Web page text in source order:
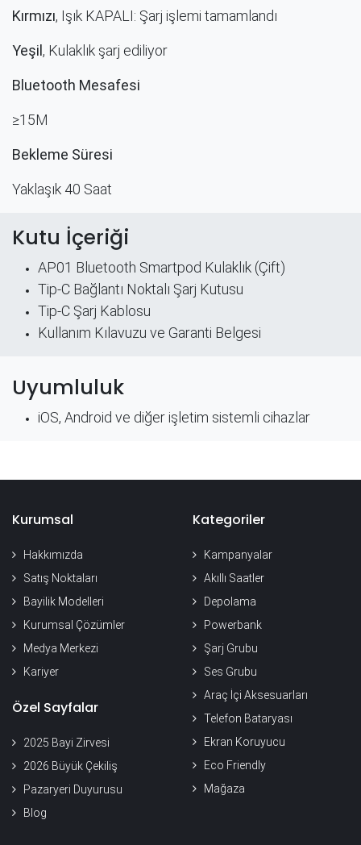
Kırmızı, Işık KAPALI: Şarj işlemi tamamlandı
Yeşil, Kulaklık şarj ediliyor
Bluetooth Mesafesi
≥15M
Bekleme Süresi
Yaklaşık 40 Saat
Kutu İçeriği
AP01 Bluetooth Smartpod Kulaklık (Çift)
Tip-C Bağlantı Noktalı Şarj Kutusu
Tip-C Şarj Kablosu
Kullanım Kılavuzu​ ve Garanti Belgesi​
Uyumluluk
iOS, Android ve diğer işletim sistemli cihazlar
Kurumsal
Hakkımızda
Satış Noktaları
Bayilik Modelleri
Kurumsal Çözümler
Medya Merkezi
Kariyer
Özel Sayfalar
2025 Bayi Zirvesi
2026 Büyük Çekiliş
Pazaryeri Duyurusu
Blog
Kategoriler
Kampanyalar
Akıllı Saatler
Depolama
Powerbank
Şarj Grubu
Ses Grubu
Araç İçi Aksesuarları
Telefon Bataryası
Ekran Koruyucu
Eco Friendly
Mağaza